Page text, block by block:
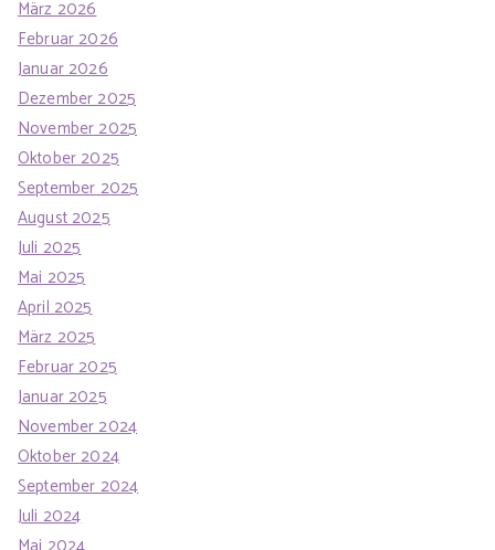
März 2026
Februar 2026
Januar 2026
Dezember 2025
November 2025
Oktober 2025
September 2025
August 2025
Juli 2025
Mai 2025
April 2025
März 2025
Februar 2025
Januar 2025
November 2024
Oktober 2024
September 2024
Juli 2024